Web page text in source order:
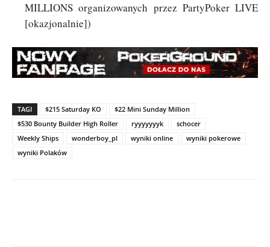
MILLIONS organizowanych przez PartyPoker LIVE
[okazjonalnie])
TAGI $215 Saturday KO
$22 Mini Sunday Million
$530 Bounty Builder High Roller
ryyyyyyyk
schocer
Weekly Ships
wonderboy_pl wyniki online
wyniki pokerowe
wyniki Polaków